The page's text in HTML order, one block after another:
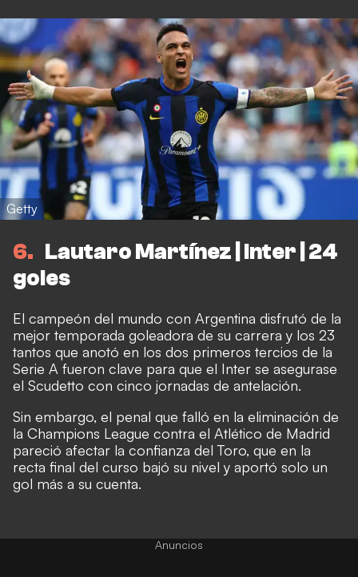
Getty
6
Lautaro Martínez | Inter | 24
goles
El campeón del mundo con Argentina disfrutó de la
mejor temporada goleadora de su carrera y los 23
tantos que anotó en los dos primeros tercios de la
Serie A fueron clave para que el Inter se asegurase
el Scudetto con cinco jornadas de antelación.
Sin embargo, el penal que falló en la eliminación de
la Champions League contra el Atlético de Madrid
pareció afectar la confianza del Toro, que en la
recta final del curso bajó su nivel y aportó solo un
gol más a su cuenta.